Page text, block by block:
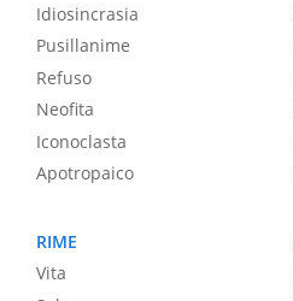
Idiosincrasia
Pusillanime
Refuso
Neofita
Iconoclasta
Apotropaico
RIME
Vita